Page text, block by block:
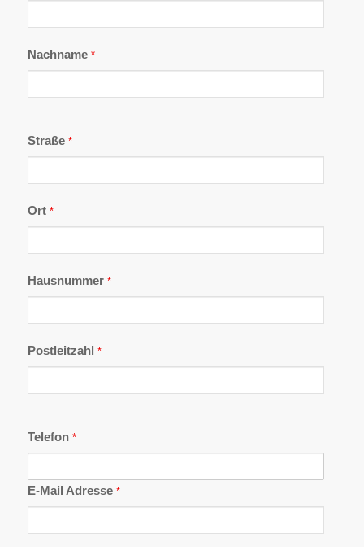
Nachname *
Straße *
Ort *
Hausnummer *
Postleitzahl *
Telefon *
E-Mail Adresse *